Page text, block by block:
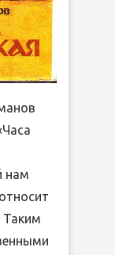
нам
Таким